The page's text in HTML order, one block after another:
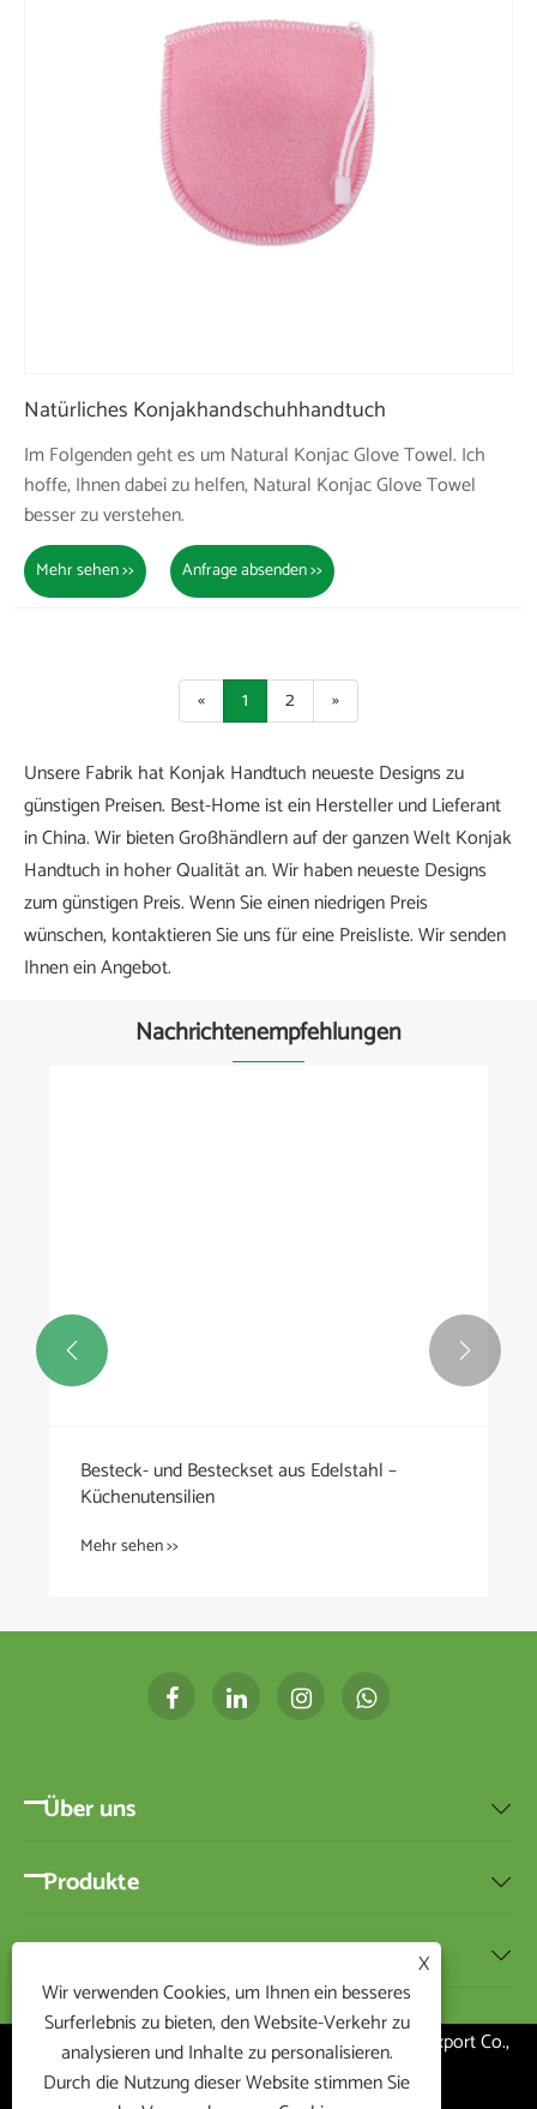
Natürliches Konjakhandschuhhandtuch
Im Folgenden geht es um Natural Konjac Glove Towel. Ich
hoffe, Ihnen dabei zu helfen, Natural Konjac Glove Towel
besser zu verstehen.
Mehr sehen >> Anfrage absenden >>
« 1 2 »
Unsere Fabrik hat Konjak Handtuch neueste Designs zu
günstigen Preisen. Best-Home ist ein Hersteller und Lieferant
in China. Wir bieten Großhändlern auf der ganzen Welt Konjak
Handtuch in hoher Qualität an. Wir haben neueste Designs
zum günstigen Preis. Wenn Sie einen niedrigen Preis
wünschen, kontaktieren Sie uns für eine Preisliste. Wir senden
Ihnen ein Angebot.
Nachrichtenempfehlungen
Besteck- und Besteckset aus Edelstahl –
Küchenutensilien
Mehr sehen >>
 
Über uns 
Produkte 
Nachricht 
Copyright ©2020 Ningbo BEST-HOME Import and Export Co.,
Ltd. Alle Rechte vorbehalten
X
Wir verwenden Cookies, um Ihnen ein besseres
Surferlebnis zu bieten, den Website-Verkehr zu
analysieren und Inhalte zu personalisieren.
Durch die Nutzung dieser Website stimmen Sie